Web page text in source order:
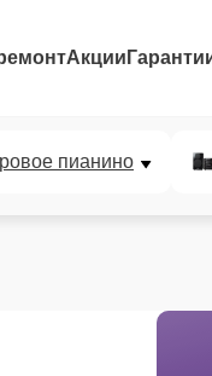
Акции
пианино